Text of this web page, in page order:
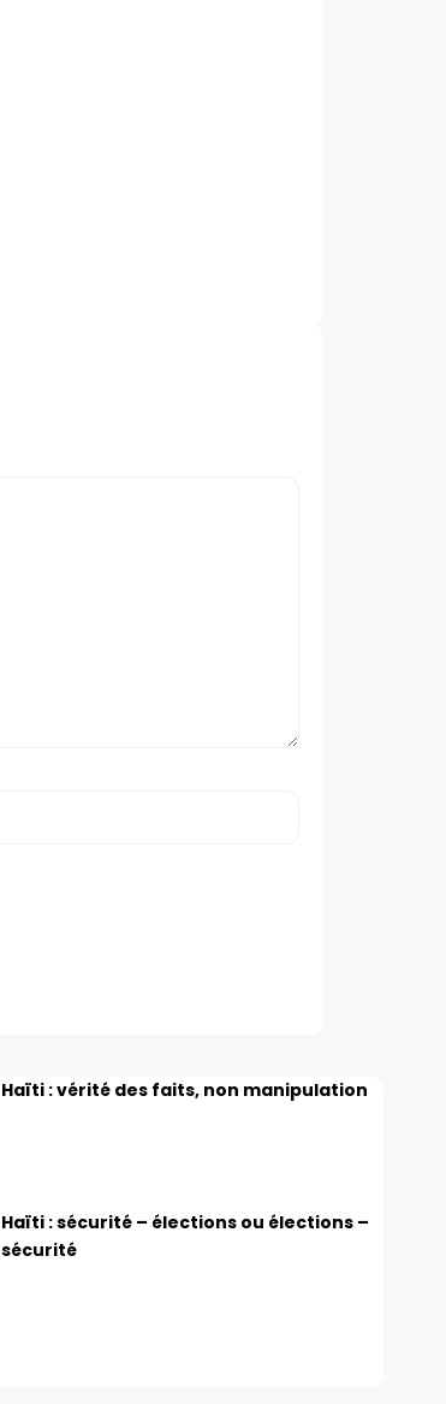
Haïti : vérité des faits, non manipulation
Haïti : sécurité – élections ou élections –
sécurité